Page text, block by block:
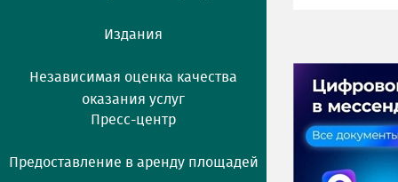
Издания
Независимая оценка качества
оказания услуг
Пресс-центр
Предоставление в аренду площадей